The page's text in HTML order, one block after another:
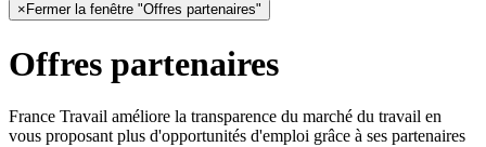
× Fermer la fenêtre "Offres partenaires"
Offres partenaires
France Travail améliore la transparence du marché du travail en
vous proposant plus d'opportunités d'emploi grâce à ses partenaires